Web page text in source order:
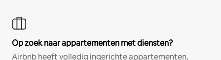
Op zoek naar appartementen met diensten?
Airbnb heeft volledig ingerichte appartementen,